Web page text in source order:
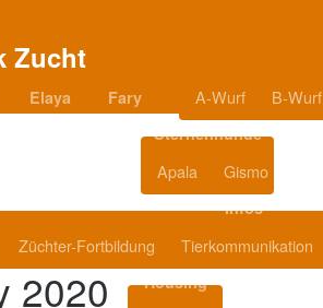
Elaya Fary A-Wurf B-Wurf
Sternenhunde
Apala Gismo
Infos
Züchter-Fortbildung Tierkommunikation
Housing
2020